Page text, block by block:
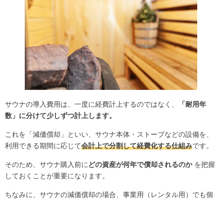
サウナの導入費用は、一度に経費計上するのではなく、
「耐用年
数」に分けて少しずつ計上します。
これを「減価償却」といい、サウナ本体・ストーブなどの設備を、
利用できる期間に応じて会計上で分割して経費化する仕組みです。
そのため、サウナ購入前に どの資産が何年で償却されるのかを把握
しておくことが重要になります。
ちなみに、サウナの減価償却の場合、事業用（レンタル用）でも個